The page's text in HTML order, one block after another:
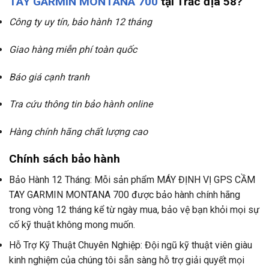
Công ty uy tín, bảo hành 12 tháng
Giao hàng miễn phí toàn quốc
Báo giá cạnh tranh
Tra cứu thông tin bảo hành online
Hàng chính hãng chất lượng cao
Chính sách bảo hành
Bảo Hành 12 Tháng: Mỗi sản phẩm MÁY ĐỊNH VỊ GPS CẦM
TAY GARMIN MONTANA 700 được bảo hành chính hãng
trong vòng 12 tháng kể từ ngày mua, bảo vệ bạn khỏi mọi sự
cố kỹ thuật không mong muốn.
Hỗ Trợ Kỹ Thuật Chuyên Nghiệp: Đội ngũ kỹ thuật viên giàu
kinh nghiệm của chúng tôi sẵn sàng hỗ trợ giải quyết mọi